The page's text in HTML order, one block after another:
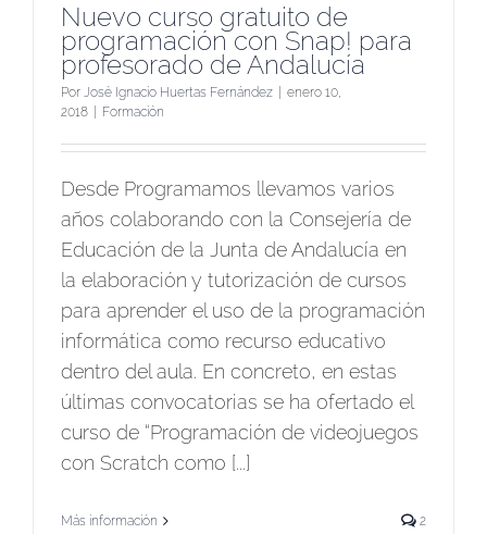
Nuevo curso gratuito de
programación con Snap! para
profesorado de Andalucía
Por José Ignacio Huertas Fernández
enero 10,
2018
Formación
Desde Programamos llevamos varios
años colaborando con la Consejería de
Educación de la Junta de Andalucía en
la elaboración y tutorización de cursos
para aprender el uso de la programación
informática como recurso educativo
dentro del aula. En concreto, en estas
últimas convocatorias se ha ofertado el
curso de “Programación de videojuegos
con Scratch como [...]
Más información 2